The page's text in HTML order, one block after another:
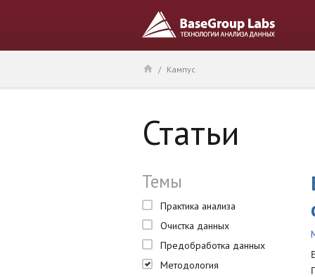
/ Кампус
Статьи
Темы
Практика анализа
Очистка данных
Предобработка данных
Методология